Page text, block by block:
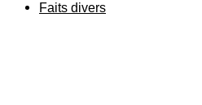
Faits divers